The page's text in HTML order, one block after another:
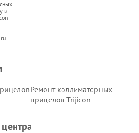
и
Ремонт коллиматорных
прицелов Trijicon